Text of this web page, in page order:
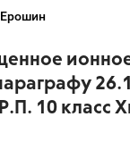
10 класс